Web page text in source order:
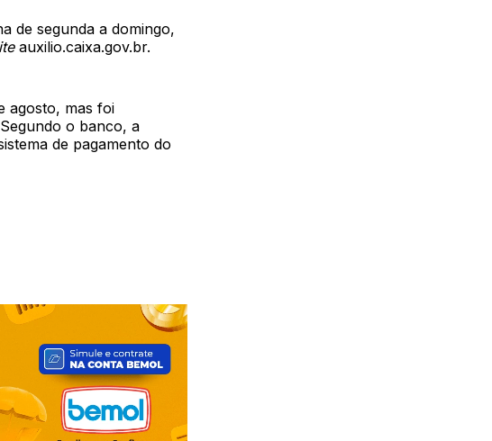
de segunda a domingo,
auxilio.caixa.gov.br.
agosto, mas foi
o banco, a
de pagamento do